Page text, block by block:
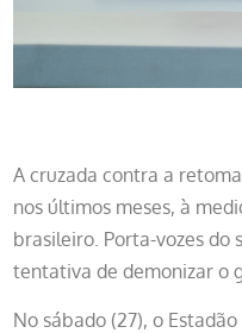
A cruzada contra a
nos últimos meses, à
brasileiro. Porta-vozes do
tentativa de demonizar o
No sábado (27), o